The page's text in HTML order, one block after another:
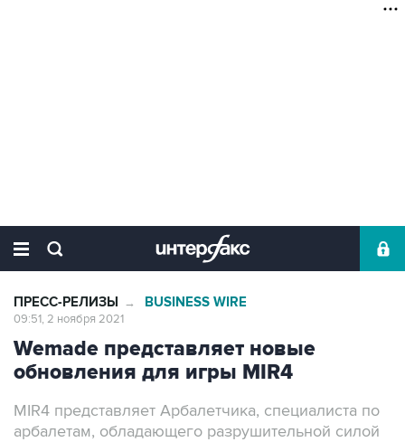
ПРЕСС-РЕЛИЗЫ → BUSINESS WIRE
09:51, 2 ноября 2021
Wemade представляет новые
обновления для игры MIR4
MIR4 представляет Арбалетчика, специалиста по
арбалетам, обладающего разрушительной силой